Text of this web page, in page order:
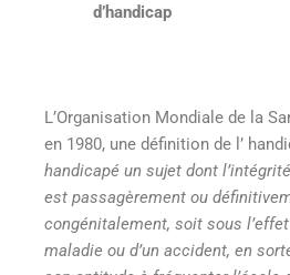
d’handicap
L’Organisation Mondiale de la
en 1980, une définition de l’
handicapé un sujet dont
est passagèrement ou
congénitalement, soit sous l’effet
maladie ou d’un accident, en